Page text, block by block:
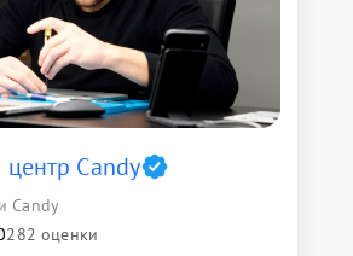
Candy
Candy
282 оценки